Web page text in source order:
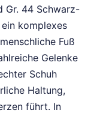
Gr. 44 Schwarz-
komplexes
Fuß
Gelenke
Schuh
Haltung,
führt. In